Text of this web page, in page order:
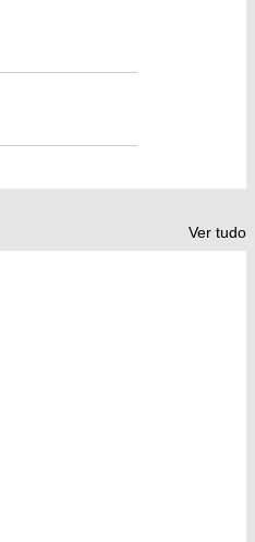
Ver tudo